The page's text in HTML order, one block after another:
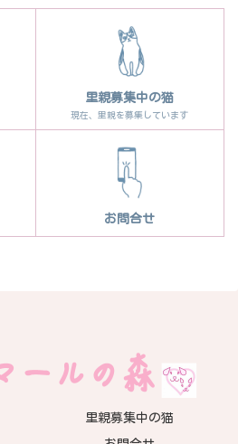
里親募集中の猫
現在、里親を募集しています
お問合せ
里親募集中の猫